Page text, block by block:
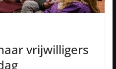
vrijwilligers